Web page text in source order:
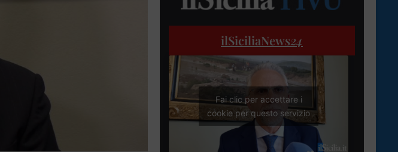
ilSiciliaNews24
Fai clic per accettare i
cookie per questo servizio